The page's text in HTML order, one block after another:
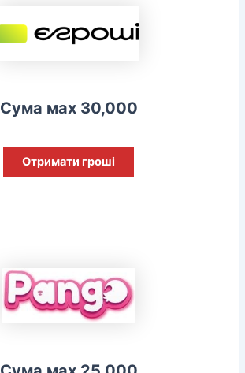
Сума мах 30,000
Отримати гроші